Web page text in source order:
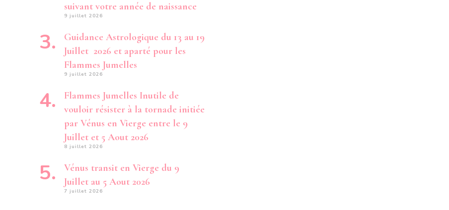
suivant votre année de naissance
9 juillet 2026
Guidance Astrologique du 13 au 19
Juillet 2026 et aparté pour les
Flammes Jumelles
9 juillet 2026
Flammes Jumelles Inutile de
vouloir résister à la tornade initiée
par Vénus en Vierge entre le 9
Juillet et 5 Aout 2026
8 juillet 2026
Vénus transit en Vierge du 9
Juillet au 5 Aout 2026
7 juillet 2026